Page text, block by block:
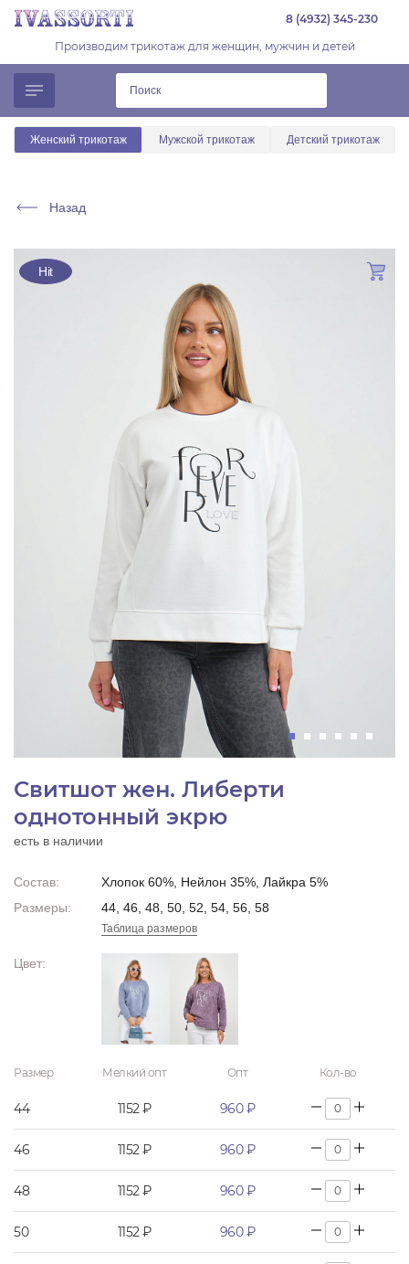
8 (4932) 345-230
Производим трикотаж для женщин, мужчин и детей
Женский трикотаж Мужской трикотаж Детский трикотаж
Назад
Hit
Свитшот жен. Либерти
однотонный экрю
есть в наличии
Состав:
Хлопок 60%, Нейлон 35%, Лайкра 5%
Размеры:
44, 46, 48, 50, 52, 54, 56, 58
Таблица размеров
Цвет:
Размер Мелкий опт Опт Кол-во
44 1152 ₽ 960 ₽
46 1152 ₽ 960 ₽
48 1152 ₽ 960 ₽
50 1152 ₽ 960 ₽